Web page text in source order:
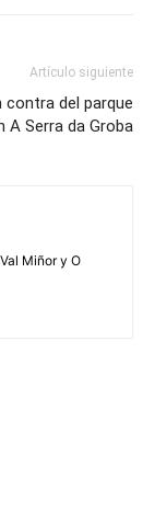
Artículo siguiente
contra del parque
A Serra da Groba
Miñor y O